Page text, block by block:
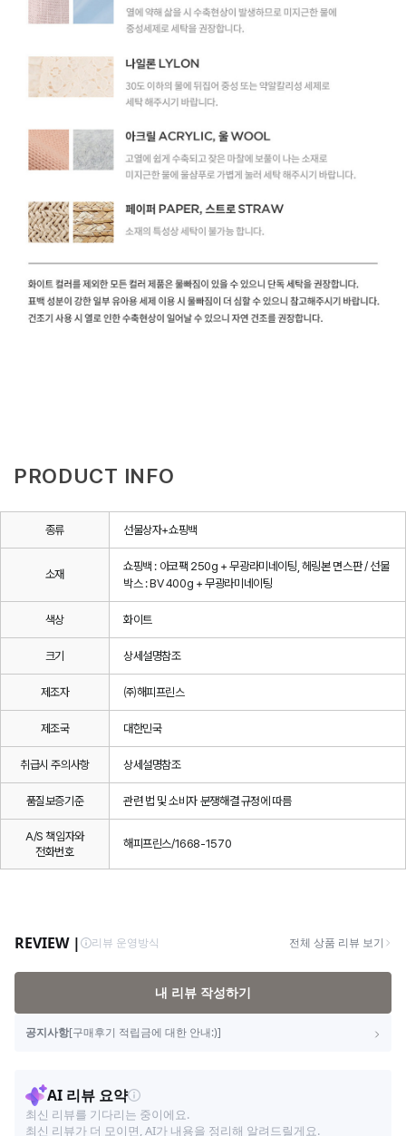
PRODUCT INFO
종류 선물상자+쇼핑백
소재
쇼핑백 : 아코팩 250g + 무광라미네이팅, 헤링본 면스판 / 선물
박스 : BV 400g + 무광라미네이팅
색상 화이트
크기 상세설명참조
제조자 ㈜해피프린스
제조국 대한민국
취급시 주의사항 상세설명참조
품질보증기준 관련 법 및 소비자 분쟁해결 규정에 따름
A/S 책임자와
전화번호
해피프린스/1668-1570